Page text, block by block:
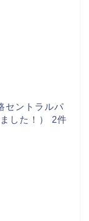
セントラルパ
した！） 2件